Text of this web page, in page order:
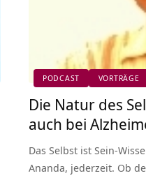
PODCAST VORTRÄGE
Die Natur des
auch bei
Das Selbst ist Sein-
Ananda, jederzeit. Ob